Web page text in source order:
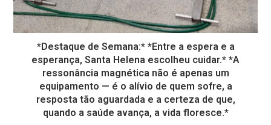
*Destaque de Semana:* *Entre a espera e a
esperança, Santa Helena escolheu cuidar.* *A
ressonância magnética não é apenas um
equipamento — é o alívio de quem sofre, a
resposta tão aguardada e a certeza de que,
quando a saúde avança, a vida floresce.*